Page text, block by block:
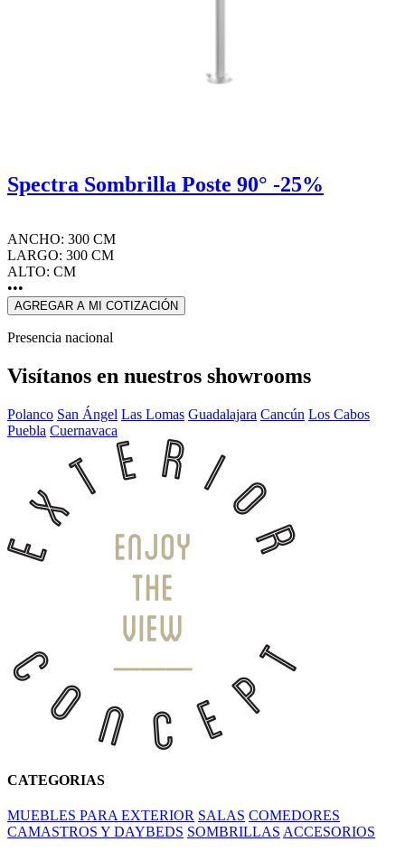
Spectra Sombrilla Poste 90° -25%
ANCHO: 300 CM
LARGO: 300 CM
ALTO: CM
•••
AGREGAR A MI COTIZACIÓN
Presencia nacional
Visítanos en nuestros showrooms
Polanco San Ángel Las Lomas Guadalajara Cancún Los Cabos
Puebla Cuernavaca
CATEGORIAS
MUEBLES PARA EXTERIOR SALAS COMEDORES
CAMASTROS Y DAYBEDS SOMBRILLAS ACCESORIOS